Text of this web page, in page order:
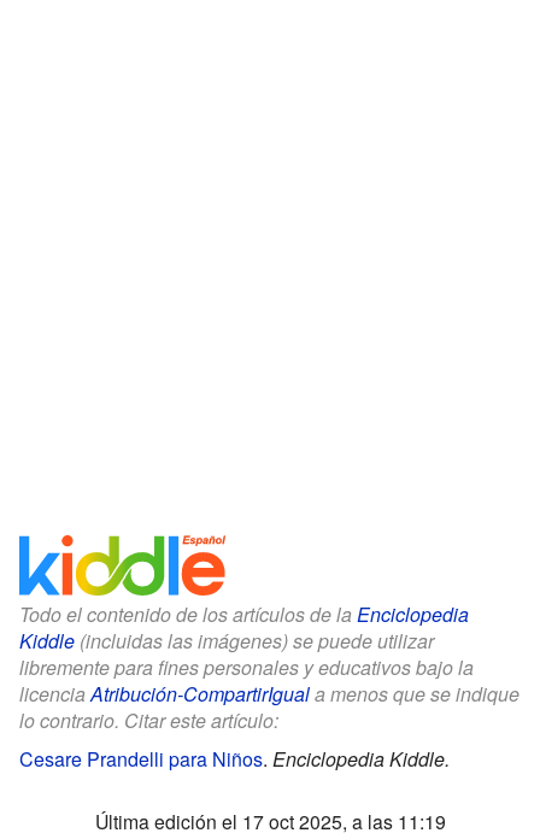
Todo el contenido de los artículos de la Enciclopedia
Kiddle (incluidas las imágenes) se puede utilizar
libremente para fines personales y educativos bajo la
licenciaAtribución-CompartirIguala menos que se indique
lo contrario. Citar este artículo:
Cesare Prandelli para Niños. Enciclopedia Kiddle.
Última edición el 17 oct 2025, a las 11:19